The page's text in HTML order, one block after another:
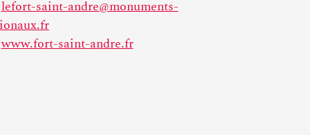
lefort-saint-andre@monuments-
www.fort-saint-andre.fr